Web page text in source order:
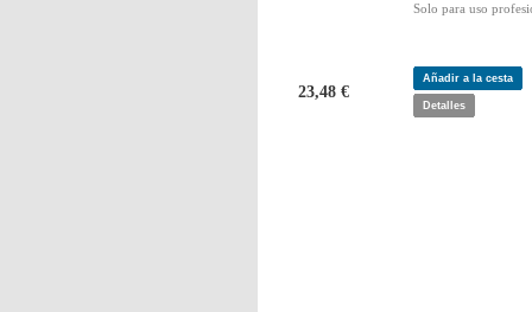
Solo para uso
23,48 €
Añadir a la cesta
Detalles